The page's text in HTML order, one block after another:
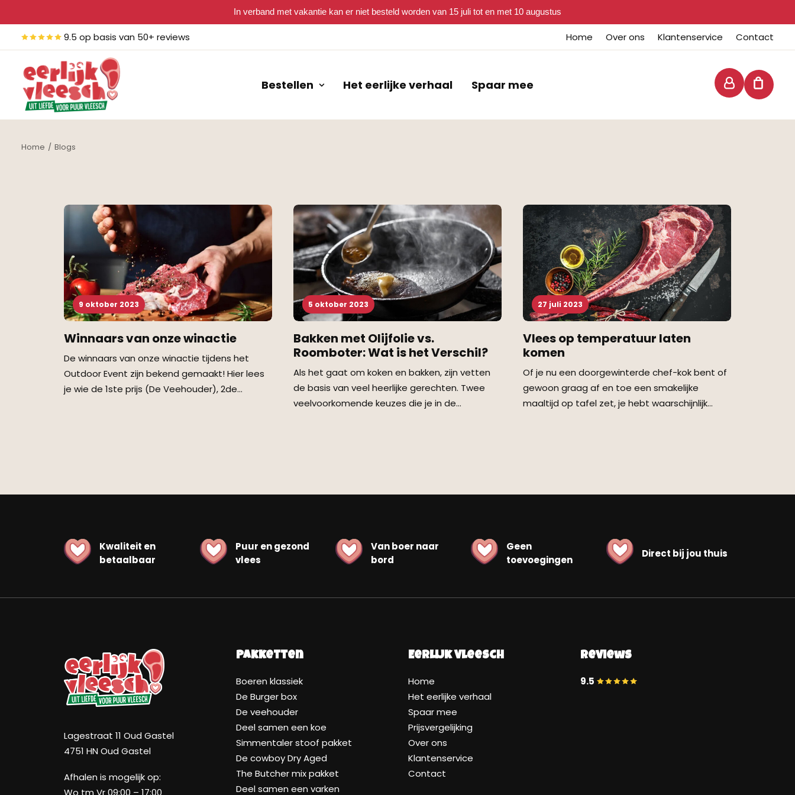
In verband met vakantie kan er niet besteld worden van 15 juli tot en met 10 augustus
9.5 op basis van 50+ reviews Home Over ons Klantenservice Contact
Bestellen Het eerlijke verhaal Spaar mee
Home Blogs
9 oktober 2023
Winnaars van onze winactie
De winnaars van onze winactie tijdens het
Outdoor Event zijn bekend gemaakt! Hier lees
je wie de 1ste prijs (De Veehouder), 2de…
5 oktober 2023
Bakken met Olijfolie vs.
Roomboter: Wat is het Verschil?
Als het gaat om koken en bakken, zijn vetten
de basis van veel heerlijke gerechten. Twee
veelvoorkomende keuzes die je in de…
27 juli 2023
Vlees op temperatuur laten
komen
Of je nu een doorgewinterde chef-kok bent of
gewoon graag af en toe een smakelijke
maaltijd op tafel zet, je hebt waarschijnlijk…
Kwaliteit en
betaalbaar
Puur en gezond
vlees
Van boer naar
bord
Geen
toevoegingen
Direct bij jou thuis
Lagestraat 11 Oud Gastel
4751 HN Oud Gastel
Afhalen is mogelijk op:
Wo tm Vr 09:00 – 17:00
Pakketten
Boeren klassiek
De Burger box
De veehouder
Deel samen een koe
Simmentaler stoof pakket
De cowboy Dry Aged
The Butcher mix pakket
Deel samen een varken
Eerlijk Vleesch
Home
Het eerlijke verhaal
Spaar mee
Prijsvergelijking
Over ons
Klantenservice
Contact
Reviews
9.5